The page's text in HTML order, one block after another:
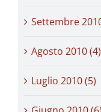
Settembre
Agosto 2010 (4)
Luglio 2010 (5)